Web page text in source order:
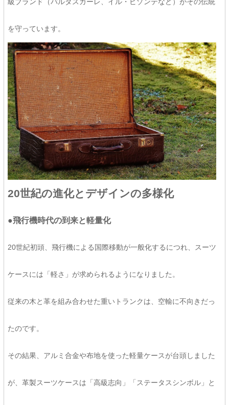
を守っています。
20世紀の進化とデザインの多様化
●飛行機時代の到来と軽量化
20世紀初頭、飛行機による国際移動が一般化するにつれ、スーツ
ケースには「軽さ」が求められるようになりました。
従来の木と革を組み合わせた重いトランクは、空輸に不向きだっ
たのです。
その結果、アルミ合金や布地を使った軽量ケースが台頭しました
が、革製スーツケースは「高級志向」「ステータスシンボル」と